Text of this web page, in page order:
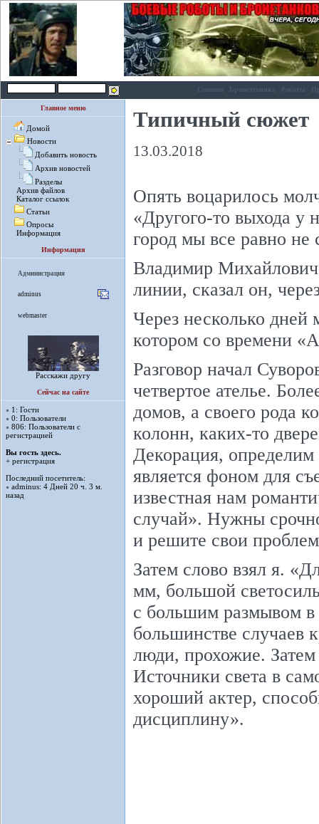
Главная Бронетехника Роботы
Главное меню
Домой
Новости
Добавить новость
Архив новостей
Разделы
Архив файлов
Каталог ссылок
Статьи
Опросы
Информация
Информация
Администрация
adminus
webmaster
Расскажи другу
Сейчас на сайте
1: Гости
0: Пользователи
806: Пользователи с
регистрацией
Вы гость здесь.
+ регистрация
Последний посетитель:
adminus: 4 Дней 20 ч. 3 м.
назад
Типичный сюжет
13.03.2018
Опять воцарилось
«Другого-то выхода у
город мы все равно
Владимир Михайлович
линии, сказал он,
Через несколько
котором со времени
Разговор начал
четвертое ателье.
домов, а своего рода
колонн, каких-то
Декорация,
является фоном для
известная нам
случай». Нужны
и решите свои
Затем слово взял я.
мм, большой
с большим размывом в
большинстве случаев
люди, прохожие.
Источники света в
хороший актер,
дисциплину».